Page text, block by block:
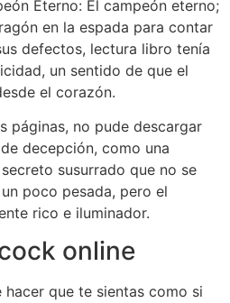
Eterno: El campeón eterno;
en la espada para contar
defectos, lectura libro tenía
un sentido de que el
el corazón.
páginas, no pude descargar
decepción, como una
susurrado que no se
poco pesada, pero el
rico e iluminador.
online
hacer que te sientas como si